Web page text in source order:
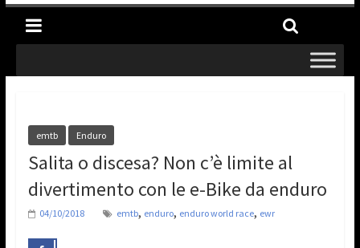
emtb Enduro
Salita o discesa? Non c’è limite al
divertimento con le e-Bike da enduro
04/10/2018 emtb, enduro, enduro world race, ewr